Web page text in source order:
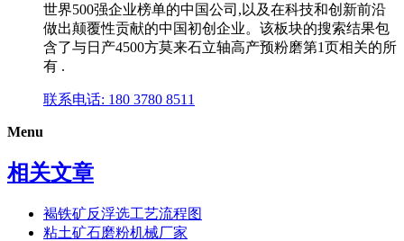
世界500强企业榜单的中国公司,以及在科技和创新前沿
做出颠覆性贡献的中国初创企业。该板块的搜索结果包
含了与日产4500方莫来石立轴高产预粉磨第1页相关的所
有 .
联系电话: 180 3780 8511
Menu
相关文章
褐铁矿反浮选工艺流程图
粘土矿石磨粉机械厂家